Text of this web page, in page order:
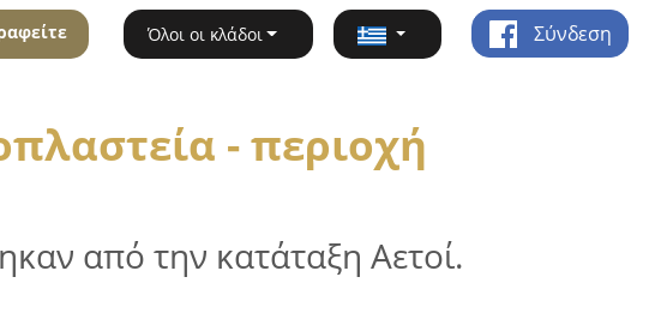
Όλοι οι κλάδοι Σύνδεση
- περιοχή
από την κατάταξη Αετοί.